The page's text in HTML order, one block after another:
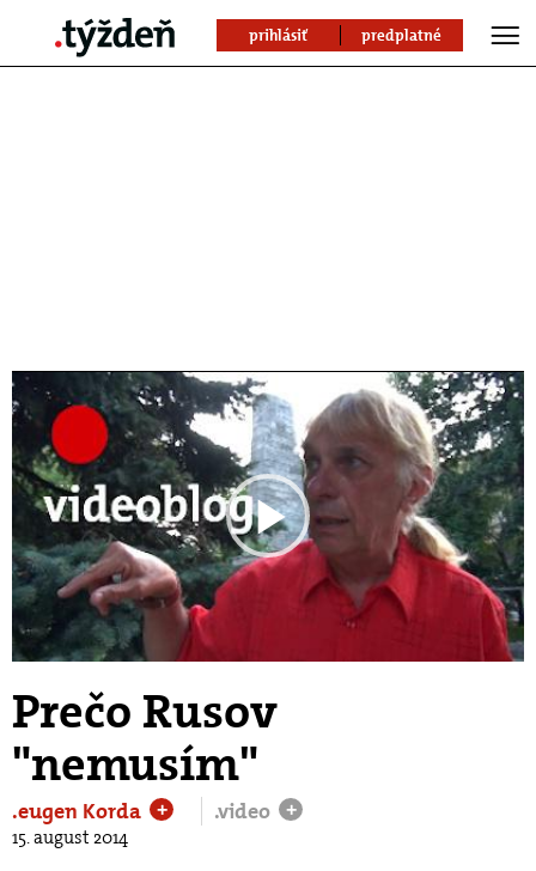
prihlásiť predplatné
Play
Video
Prečo Rusov
"nemusím"
.eugen Korda + .video +
15. august 2014